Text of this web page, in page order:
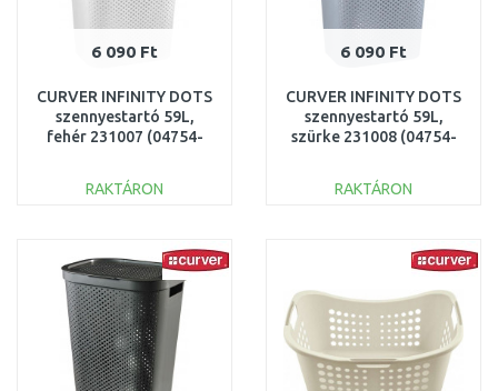
6 090 Ft
CURVER INFINITY DOTS
szennyestartó 59L,
fehér 231007 (04754-
RAKTÁRON
Összehasonlítás
6 090 Ft
CURVER INFINITY DOTS
szennyestartó 59L,
szürke 231008 (04754-
RAKTÁRON
Összehasonlítás